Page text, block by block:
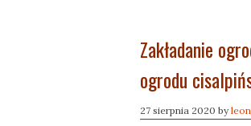
Zakładanie
ogrodu
27 sierpnia 2020 byleon